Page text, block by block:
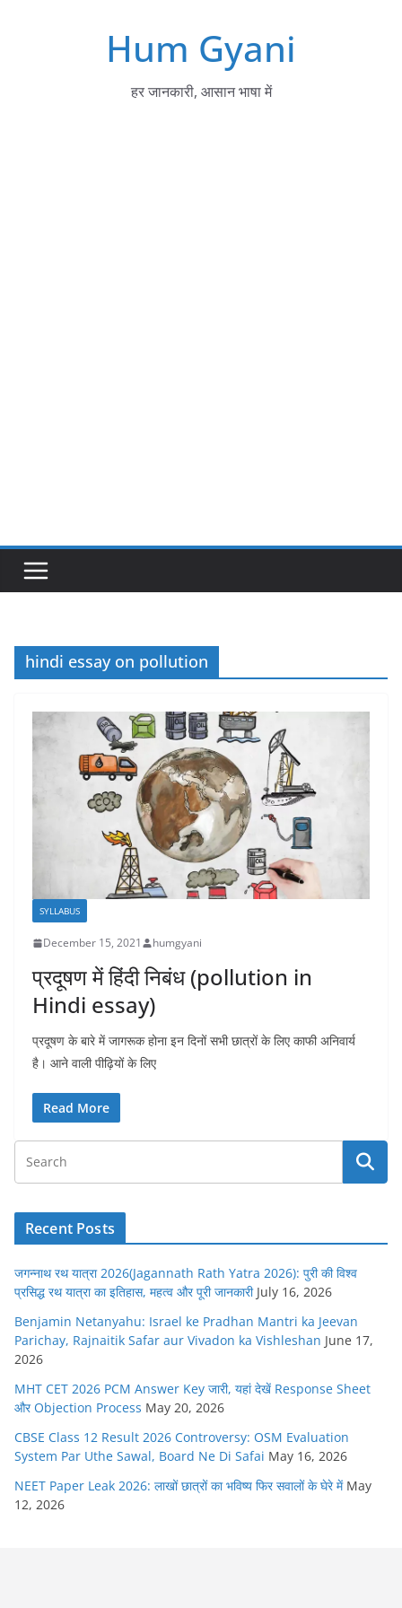
Hum Gyani
हर जानकारी, आसान भाषा में
hindi essay on pollution
SYLLABUS
December 15, 2021 humgyani
प्रदूषण में हिंदी निबंध (pollution in
Hindi essay)
प्रदूषण के बारे में जागरूक होना इन दिनों सभी छात्रों के लिए काफी अनिवार्य
है। आने वाली पीढ़ियों के लिए
Read More
Recent Posts
जगन्नाथ रथ यात्रा 2026(Jagannath Rath Yatra 2026): पुरी की विश्व
प्रसिद्ध रथ यात्रा का इतिहास, महत्व और पूरी जानकारी July 16, 2026
Benjamin Netanyahu: Israel ke Pradhan Mantri ka Jeevan
Parichay, Rajnaitik Safar aur Vivadon ka Vishleshan June 17,
2026
MHT CET 2026 PCM Answer Key जारी, यहां देखें Response Sheet
और Objection Process May 20, 2026
CBSE Class 12 Result 2026 Controversy: OSM Evaluation
System Par Uthe Sawal, Board Ne Di Safai May 16, 2026
NEET Paper Leak 2026: लाखों छात्रों का भविष्य फिर सवालों के घेरे में May
12, 2026